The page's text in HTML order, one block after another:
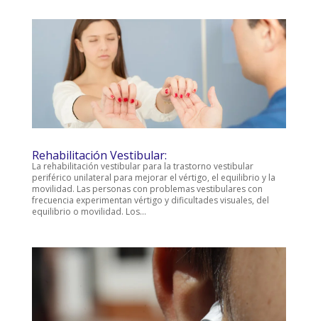
Rehabilitación Vestibular:
La rehabilitación vestibular para la trastorno vestibular
periférico unilateral para mejorar el vértigo, el equilibrio y la
movilidad. Las personas con problemas vestibulares con
frecuencia experimentan vértigo y dificultades visuales, del
equilibrio o movilidad. Los...